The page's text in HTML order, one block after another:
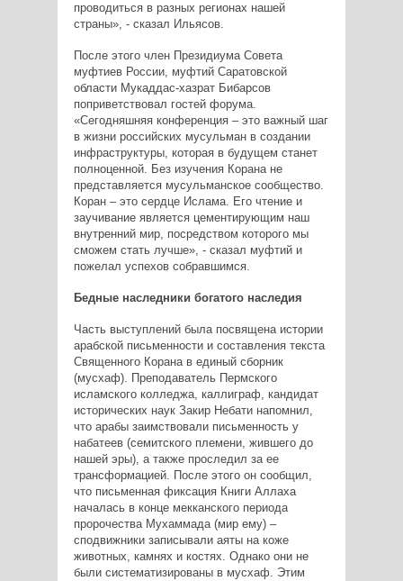
проводиться в разных регионах нашей
страны», - сказал Ильясов.
После этого член Президиума Совета
муфтиев России, муфтий Саратовской
области Мукаддас-хазрат Бибарсов
поприветствовал гостей форума.
«Сегодняшняя конференция – это важный шаг
в жизни российских мусульман в создании
инфраструктуры, которая в будущем станет
полноценной. Без изучения Корана не
представляется мусульманское сообщество.
Коран – это сердце Ислама. Его чтение и
заучивание является цементирующим наш
внутренний мир, посредством которого мы
сможем стать лучше», - сказал муфтий и
пожелал успехов собравшимся.
Бедные наследники богатого наследия
Часть выступлений была посвящена истории
арабской письменности и составления текста
Священного Корана в единый сборник
(мусхаф). Преподаватель Пермского
исламского колледжа, каллиграф, кандидат
исторических наук Закир Небати напомнил,
что арабы заимствовали письменность у
набатеев (семитского племени, жившего до
нашей эры), а также проследил за ее
трансформацией. После этого он сообщил,
что письменная фиксация Книги Аллаха
началась в конце мекканского периода
пророчества Мухаммада (мир ему) –
сподвижники записывали аяты на коже
животных, камнях и костях. Однако они не
были систематизированы в мусхаф. Этим